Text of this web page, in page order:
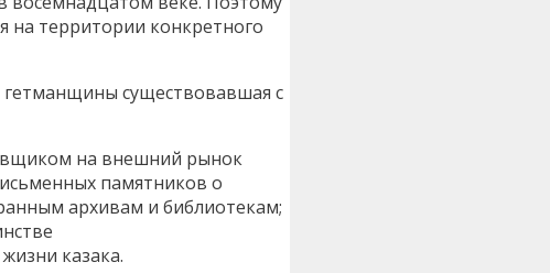
на территории конкретного
гетманщины существовавшая с
на внешний рынок
памятников о
архивам и библиотекам;
казака.